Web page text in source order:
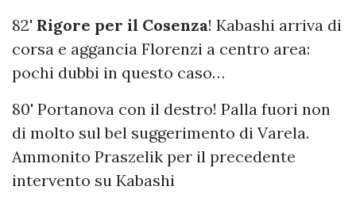
82' Rigore per il Cosenza! Kabashi arriva di
corsa e aggancia Florenzi a centro area:
pochi dubbi in questo caso…
80' Portanova con il destro! Palla fuori non
di molto sul bel suggerimento di Varela.
Ammonito Praszelik per il precedente
intervento su Kabashi